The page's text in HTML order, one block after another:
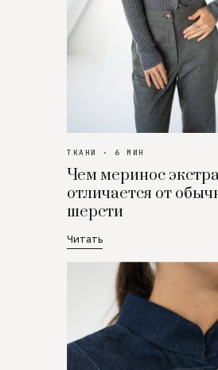
ТКАНИ · 6 МИН
Чем меринос
отличается от
шерсти
Читать